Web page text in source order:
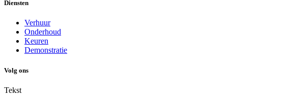
Diensten
Verhuur
Onderhoud
Keuren
Demonstratie
Volg ons
Tekst